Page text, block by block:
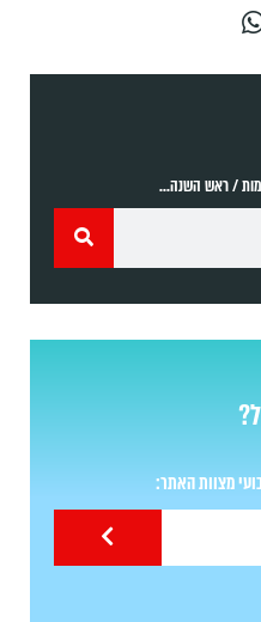
/ ראש השנה...
מצוות האתר: